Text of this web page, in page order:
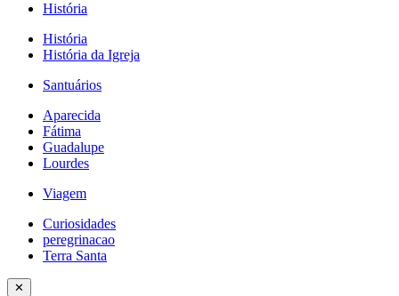
História
História
História da Igreja
Santuários
Aparecida
Fátima
Guadalupe
Lourdes
Viagem
Curiosidades
peregrinacao
Terra Santa
✕